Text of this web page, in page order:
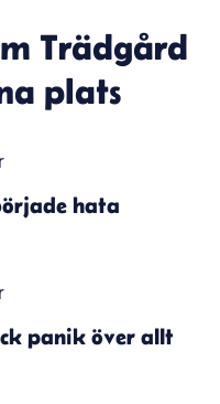
Trädgård
plats
hata
panik över allt